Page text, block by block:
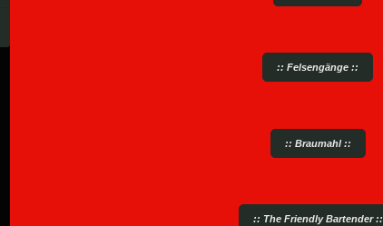
:: Felsengänge ::
:: Braumahl ::
:: The Friendly Bartender ::